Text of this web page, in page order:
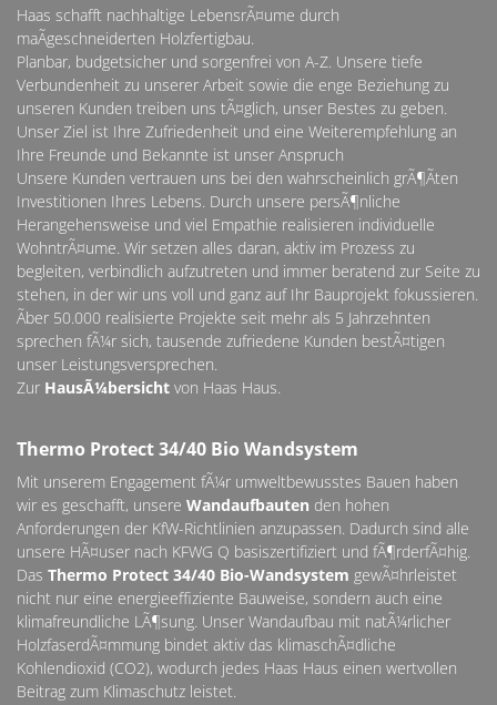
Haas schafft nachhaltige LebensrÃ¤ume durch
maÃgeschneiderten Holzfertigbau.
Planbar, budgetsicher und sorgenfrei von A-Z. Unsere tiefe
Verbundenheit zu unserer Arbeit sowie die enge Beziehung zu
unseren Kunden treiben uns tÃ¤glich, unser Bestes zu geben.
Unser Ziel ist Ihre Zufriedenheit und eine Weiterempfehlung an
Ihre Freunde und Bekannte ist unser Anspruch
Unsere Kunden vertrauen uns bei den wahrscheinlich grÃ¶Ãten
Investitionen Ihres Lebens. Durch unsere persÃ¶nliche
Herangehensweise und viel Empathie realisieren individuelle
WohntrÃ¤ume. Wir setzen alles daran, aktiv im Prozess zu
begleiten, verbindlich aufzutreten und immer beratend zur Seite zu
stehen, in der wir uns voll und ganz auf Ihr Bauprojekt fokussieren.
Ãber 50.000 realisierte Projekte seit mehr als 5 Jahrzehnten
sprechen fÃ¼r sich, tausende zufriedene Kunden bestÃ¤tigen
unser Leistungsversprechen.
Zur HausÃ¼bersicht von Haas Haus.
Thermo Protect 34/40 Bio Wandsystem
Mit unserem Engagement fÃ¼r umweltbewusstes Bauen haben
wir es geschafft, unsere Wandaufbauten den hohen
Anforderungen der KfW-Richtlinien anzupassen. Dadurch sind alle
unsere HÃ¤user nach KFWG Q basiszertifiziert und fÃ¶rderfÃ¤hig.
Das Thermo Protect 34/40 Bio-Wandsystem gewÃ¤hrleistet
nicht nur eine energieeffiziente Bauweise, sondern auch eine
klimafreundliche LÃ¶sung. Unser Wandaufbau mit natÃ¼rlicher
HolzfaserdÃ¤mmung bindet aktiv das klimaschÃ¤dliche
Kohlendioxid (CO2), wodurch jedes Haas Haus einen wertvollen
Beitrag zum Klimaschutz leistet.